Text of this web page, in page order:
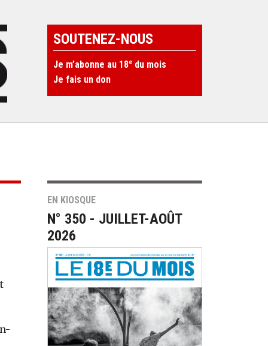
SOUTENEZ-NOUS
Je m’abonne au 18e du mois
Je fais un don
EN KIOSQUE
N° 350 - JUILLET-AOÛT
2026